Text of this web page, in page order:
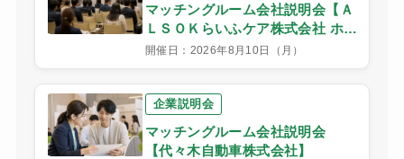
マッチングルーム会社説明会【Ａ
ＬＳＯＫらいふケア株式会社 ホー
ムケア代々木】
開催日：2026年8月10日（月）
企業説明会
マッチングルーム会社説明会
【代々木自動車株式会社】